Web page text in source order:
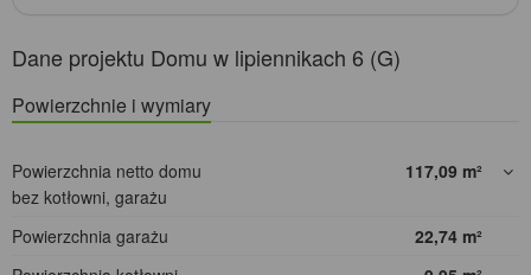
Dane projektu Domu w lipiennikach 6 (G)
Powierzchnie i wymiary
Powierzchnia netto domu
bez kotłowni, garażu
117,09 m²
Powierzchnia garażu 22,74 m²